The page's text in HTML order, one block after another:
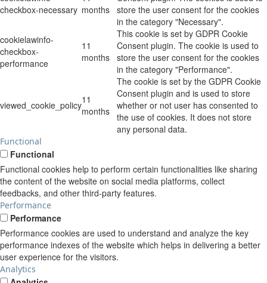
checkbox-necessary months store the user consent for the cookies
in the category "Necessary".
cookielawinfo-
checkbox-
performance
11
months
This cookie is set by GDPR Cookie
Consent plugin. The cookie is used to
store the user consent for the cookies
in the category "Performance".
viewed_cookie_policy11
months
The cookie is set by the GDPR Cookie
Consent plugin and is used to store
whether or not user has consented to
the use of cookies. It does not store
any personal data.
Functional
Functional
Functional cookies help to perform certain functionalities like sharing
the content of the website on social media platforms, collect
feedbacks, and other third-party features.
Performance
Performance
Performance cookies are used to understand and analyze the key
performance indexes of the website which helps in delivering a better
user experience for the visitors.
Analytics